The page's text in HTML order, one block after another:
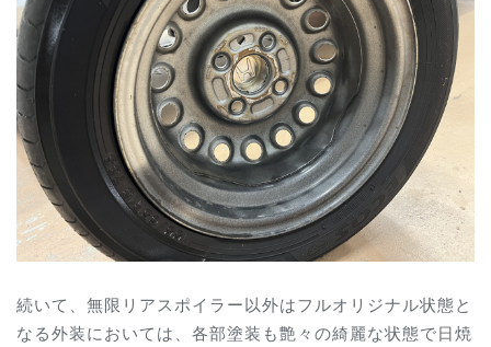
続いて、無限リアスポイラー以外はフルオリジナル状態と
なる外装においては、各部塗装も艶々の綺麗な状態で日焼